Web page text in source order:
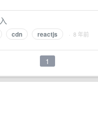
cdn reactjs · 8 年前
1